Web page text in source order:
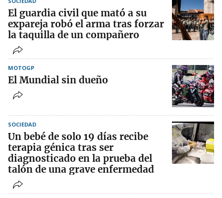
El guardia civil que mató a su
expareja robó el arma tras forzar
la taquilla de un compañero
MOTOGP
El Mundial sin dueño
SOCIEDAD
Un bebé de solo 19 días recibe
terapia génica tras ser
diagnosticado en la prueba del
talón de una grave enfermedad